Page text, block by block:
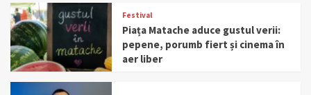
Festival
Piața Matache aduce gustul verii:
pepene, porumb fiert și cinema în
aer liber